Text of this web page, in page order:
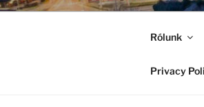
Rólunk
Privacy